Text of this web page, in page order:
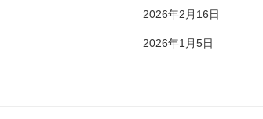
2026年2月16日
2026年1月5日